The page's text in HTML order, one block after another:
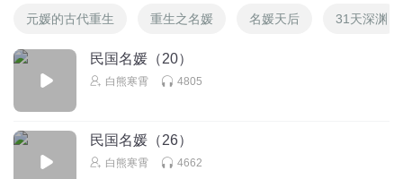
元媛的古代重生 重生之名媛 名媛天后 31天深渊
民国名媛（20）
白熊寒霄 4805
民国名媛（26）
白熊寒霄 4662